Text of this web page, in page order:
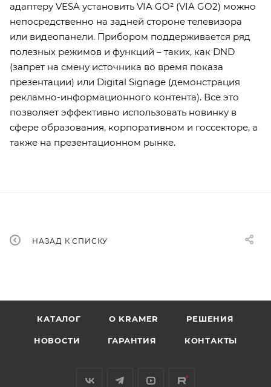
адаптеру VESA установить VIA GO² (VIA GO2) можно
непосредственно на задней стороне телевизора
или видеопанели. Прибором поддерживается ряд
полезных режимов и функций – таких, как DND
(запрет на смену источника во время показа
презентации) или Digital Signage (демонстрация
рекламно-информационного контента). Все это
позволяет эффективно использовать новинку в
сфере образования, корпоративном и госсекторе, а
также на презентационном рынке.
НАЗАД К СПИСКУ
КАТАЛОГ O KRAMER РЕШЕНИЯ
НОВОСТИ ГАРАНТИЯ КОНТАКТЫ